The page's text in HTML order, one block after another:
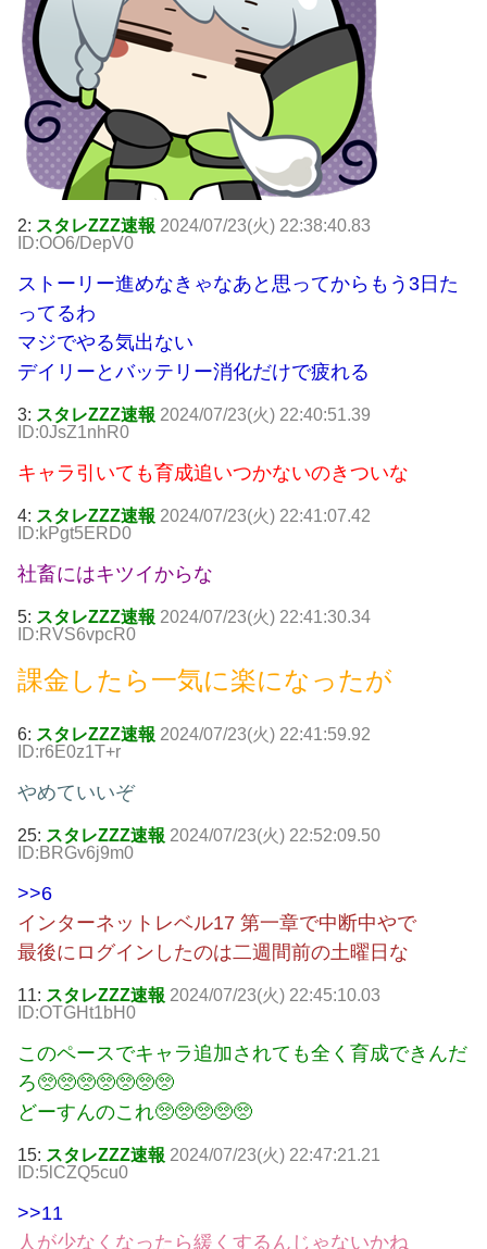
2: スタレZZZ速報 2024/07/23(火) 22:38:40.83
ID:OO6/DepV0
ストーリー進めなきゃなあと思ってからもう3日た
ってるわ
マジでやる気出ない
デイリーとバッテリー消化だけで疲れる
3: スタレZZZ速報 2024/07/23(火) 22:40:51.39
ID:0JsZ1nhR0
キャラ引いても育成追いつかないのきついな
4: スタレZZZ速報 2024/07/23(火) 22:41:07.42
ID:kPgt5ERD0
社畜にはキツイからな
5: スタレZZZ速報 2024/07/23(火) 22:41:30.34
ID:RVS6vpcR0
課金したら一気に楽になったが
6: スタレZZZ速報 2024/07/23(火) 22:41:59.92
ID:r6E0z1T+r
やめていいぞ
25: スタレZZZ速報 2024/07/23(火) 22:52:09.50
ID:BRGv6j9m0
>>6
インターネットレベル17 第一章で中断中やで
最後にログインしたのは二週間前の土曜日な
11: スタレZZZ速報 2024/07/23(火) 22:45:10.03
ID:OTGHt1bH0
このペースでキャラ追加されても全く育成できんだ
ろ🥺🥺🥺🥺🥺🥺🥺
どーすんのこれ🥺🥺🥺🥺🥺
15: スタレZZZ速報 2024/07/23(火) 22:47:21.21
ID:5lCZQ5cu0
>>11
人が少なくなったら緩くするんじゃないかね